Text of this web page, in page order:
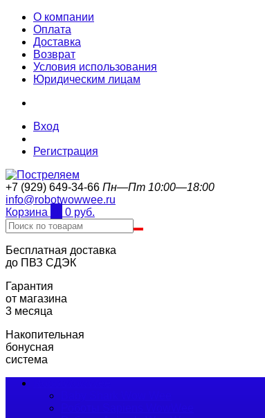
О компании
Оплата
Доставка
Возврат
Условия использования
Юридическим лицам
Вход
Регистрация
+7 (929) 649-34-66 Пн—Пт 10:00—18:00
info@robotwowwee.ru
Корзина
0 руб.
Бесплатная доставка
до ПВЗ СДЭК
Гарантия
от магазина
3 месяца
Накопительная
бонусная
система